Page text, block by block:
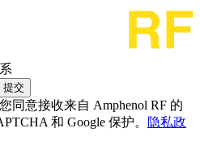
提交
同意接收来自 Amphenol RF 的
和 Google 保护。
隐私政